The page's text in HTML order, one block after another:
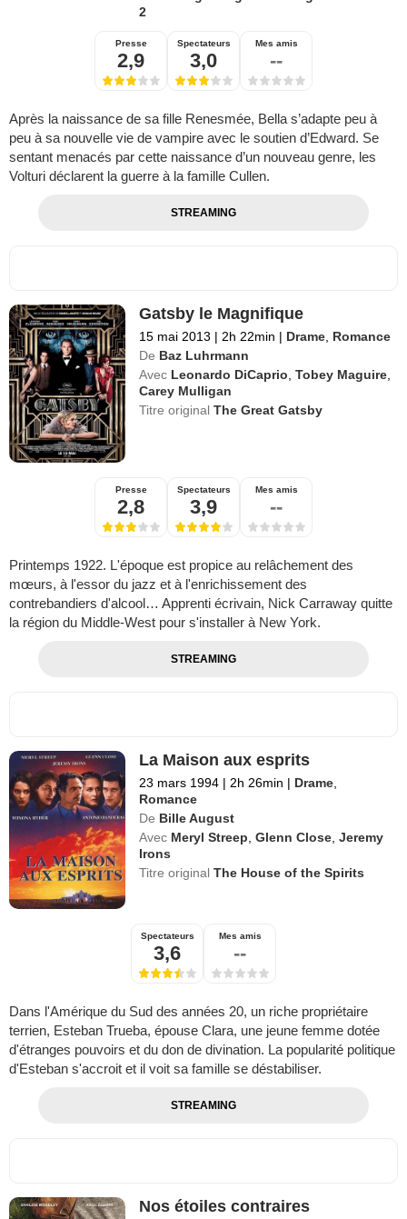
2
Presse
2,9
Spectateurs
3,0
Mes amis
--
Après la naissance de sa fille Renesmée, Bella s’adapte peu à
peu à sa nouvelle vie de vampire avec le soutien d’Edward. Se
sentant menacés par cette naissance d’un nouveau genre, les
Volturi déclarent la guerre à la famille Cullen.
STREAMING
Gatsby le Magnifique
15 mai 2013 | 2h 22min | Drame Romance
De Baz Luhrmann
Avec Leonardo DiCaprio ,Tobey Maguire
Carey Mulligan
Titre originalThe Great Gatsby
Presse
2,8
Spectateurs
3,9
Mes amis
--
Printemps 1922. L'époque est propice au relâchement des
mœurs, à l'essor du jazz et à l'enrichissement des
contrebandiers d'alcool… Apprenti écrivain, Nick Carraway quitte
la région du Middle-West pour s'installer à New York.
STREAMING
La Maison aux esprits
23 mars 1994 | 2h 26min | Drame
Romance
De Bille August
Avec Meryl Streep ,Glenn Close ,Jeremy
Irons
Titre originalThe House of the Spirits
Spectateurs
3,6
Mes amis
--
Dans l'Amérique du Sud des années 20, un riche propriétaire
terrien, Esteban Trueba, épouse Clara, une jeune femme dotée
d'étranges pouvoirs et du don de divination. La popularité politique
d'Esteban s'accroit et il voit sa famille se déstabiliser.
STREAMING
Nos étoiles contraires